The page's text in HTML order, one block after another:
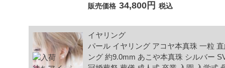
販売価格 34,800円 税込
イヤリング
パール イヤリング アコヤ本真珠 一粒
ング 約9.0mm あこや本真珠 シルバー